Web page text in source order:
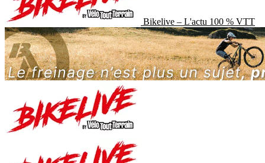
Bikelive – L'actu 100 % VTT